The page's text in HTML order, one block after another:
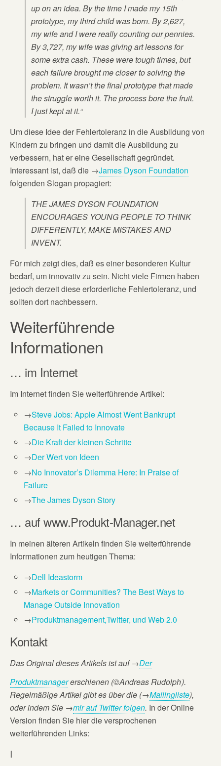
up on an idea. By the time I made my 15th
prototype, my third child was born. By 2,627,
my wife and I were really counting our pennies.
By 3,727, my wife was giving art lessons for
some extra cash. These were tough times, but
each failure brought me closer to solving the
problem. It wasn’t the final prototype that made
the struggle worth it. The process bore the fruit.
I just kept at it.“
Um diese Idee der Fehlertoleranz in die Ausbildung von
Kindern zu bringen und damit die Ausbildung zu
verbessern, hat er eine Gesellschaft gegründet.
Interessant ist, daß die →James Dyson Foundation
folgenden Slogan propagiert:
THE JAMES DYSON FOUNDATION
ENCOURAGES YOUNG PEOPLE TO THINK
DIFFERENTLY, MAKE MISTAKES AND
INVENT.
Für mich zeigt dies, daß es einer besonderen Kultur
bedarf, um innovativ zu sein. Nicht viele Firmen haben
jedoch derzeit diese erforderliche Fehlertoleranz, und
sollten dort nachbessern.
Weiterführende
Informationen
… im Internet
Im Internet finden Sie weiterführende Artikel:
→Steve Jobs: Apple Almost Went Bankrupt
Because It Failed to Innovate
→Die Kraft der kleinen Schritte
→Der Wert von Ideen
→No Innovator’s Dilemma Here: In Praise of
Failure
→The James Dyson Story
… auf www.Produkt-Manager.net
In meinen älteren Artikeln finden Sie weiterführende
Informationen zum heutigen Thema:
→Dell Ideastorm
→Markets or Communities? The Best Ways to
Manage Outside Innovation
→Produktmanagement,Twitter, und Web 2.0
Kontakt
Das Original dieses Artikels ist auf→Der
Produktmanagererschienen (©Andreas Rudolph).
Regelmäßige Artikel gibt es über die (→Mailingliste),
oderindem Sie →mir auf Twitter folgen. In der Online
Version finden Sie hier die versprochenen
weiterführenden Links:
I